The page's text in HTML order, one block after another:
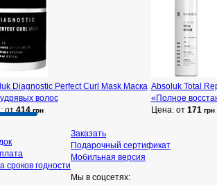
Diagnostic Perfect Curl Mask Маска
волос
от414грн
Absoluk Total
«Полное
Цена: от 171 грн
сроков годности
Заказать
Подарочный сертификат
Мобильная версия
Мы в соцсетях: